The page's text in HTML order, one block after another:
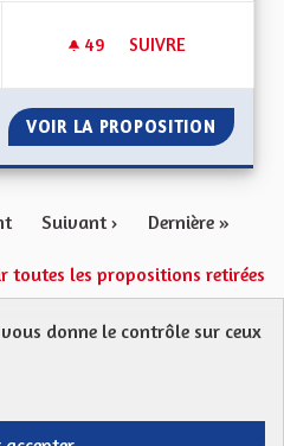
49 49 ABONNÉS
SUIVRE
VOIR LA PROPOSITION
Suivant › Dernière »
toutes les propositions retirées
donne le contrôle sur ceux